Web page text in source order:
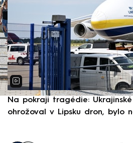
Na pokraji tragédie:
ohrožoval v Lipsku dron, bylo